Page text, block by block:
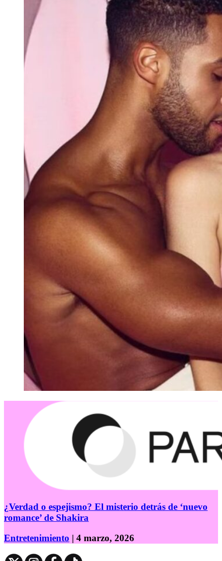
¿Verdad o espejismo? El misterio detrás de ‘nuevo
romance’ de Shakira
Entretenimiento | 4 marzo, 2026